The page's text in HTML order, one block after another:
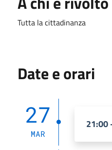
Tutta la cittadinanza
Date e orari
27
MAR
21:00